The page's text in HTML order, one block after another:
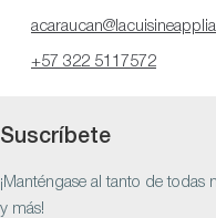
+57 322 5117572
Suscríbete
¡Manténgase al tanto de todas
y más!